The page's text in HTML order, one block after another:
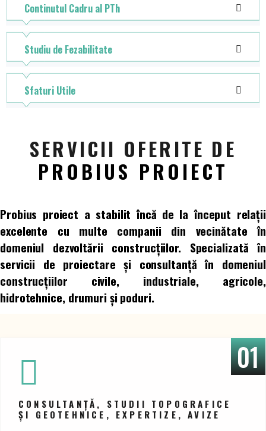
Continutul Cadru al PTh
Studiu de Fezabilitate
Sfaturi Utile
SERVICII OFERITE DE
PROBIUS PROIECT
Probius proiect a stabilit încă de la început relații
excelente cu multe companii din vecinătate în
domeniul dezvoltării construcțiilor. Specializată în
servicii de proiectare și consultanță în domeniul
construcțiilor civile, industriale, agricole,
hidrotehnice, drumuri și poduri.
CONSULTANȚĂ, STUDII TOPOGRAFICE
ȘI GEOTEHNICE, EXPERTIZE, AVIZE
01